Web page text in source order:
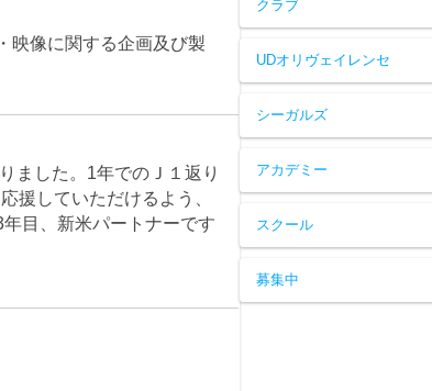
映像に関する企画及び製
ました。1年でのＪ１返り
援していただけるよう、
目、新米パートナーです
クラブ
UDオリヴェイレンセ
シーガルズ
アカデミー
スクール
募集中